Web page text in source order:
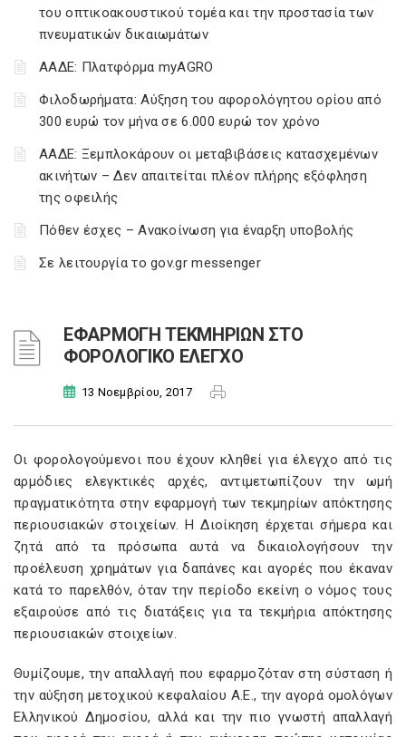
του οπτικοακουστικού τομέα και την προστασία των
πνευματικών δικαιωμάτων
ΑΑΔΕ: Πλατφόρμα myAGRO
Φιλοδωρήματα: Αύξηση του αφορολόγητου ορίου από
300 ευρώ τον μήνα σε 6.000 ευρώ τον χρόνο
ΑΑΔΕ: Ξεμπλοκάρουν οι μεταβιβάσεις κατασχεμένων
ακινήτων – Δεν απαιτείται πλέον πλήρης εξόφληση
της οφειλής
Πόθεν έσχες – Ανακοίνωση για έναρξη υποβολής
Σε λειτουργία το gov.gr messenger
ΕΦΑΡΜΟΓΗ ΤΕΚΜΗΡΙΩΝ ΣΤΟ
ΦΟΡΟΛΟΓΙΚΟ ΕΛΕΓΧΟ
13 Νοεμβρίου, 2017
Οι φορολογούμενοι που έχουν κληθεί για έλεγχο από τις
αρμόδιες ελεγκτικές αρχές, αντιμετωπίζουν την ωμή
πραγματικότητα στην εφαρμογή των τεκμηρίων απόκτησης
περιουσιακών στοιχείων. Η Διοίκηση έρχεται σήμερα και
ζητά από τα πρόσωπα αυτά να δικαιολογήσουν την
προέλευση χρημάτων για δαπάνες και αγορές που έκαναν
κατά το παρελθόν, όταν την περίοδο εκείνη ο νόμος τους
εξαιρούσε από τις διατάξεις για τα τεκμήρια απόκτησης
περιουσιακών στοιχείων.
Θυμίζουμε, την απαλλαγή που εφαρμοζόταν στη σύσταση ή
την αύξηση μετοχικού κεφαλαίου Α.Ε., την αγορά ομολόγων
Ελληνικού Δημοσίου, αλλά και την πιο γνωστή απαλλαγή